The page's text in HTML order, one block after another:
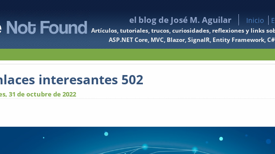
el blog de José M. Aguilar Inicio
Artículos, tutoriales, trucos, curiosidades, reflexiones y links
ASP.NET Core, MVC, Blazor, SignalR, Entity Framework,
interesantes 502
31 de octubre de 2022